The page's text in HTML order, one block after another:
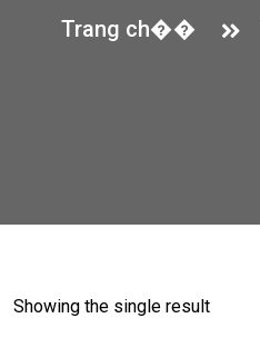
Trang ch��
Showing the single result